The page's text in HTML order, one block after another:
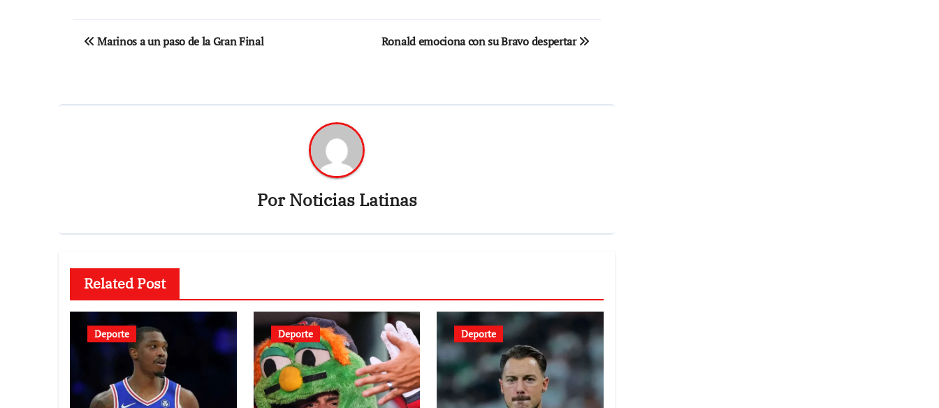
Navegación
Marinos a un paso de la Gran Final Ronald emociona con su Bravo despertar
PorNoticias Latinas
Related Post
Deporte Deporte Deporte